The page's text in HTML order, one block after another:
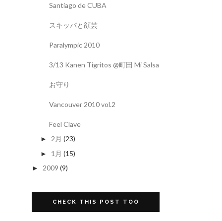
Santiago de CUBA
スキッパと顔芸
Paralympic 2010
3/13 Kanen Tigritos @町田 Mi Salsa
お守り
Vancouver 2010 vol.2
Feel Clave
► 2月 (23)
► 1月 (15)
► 2009 (9)
CHECK THIS POST TOO